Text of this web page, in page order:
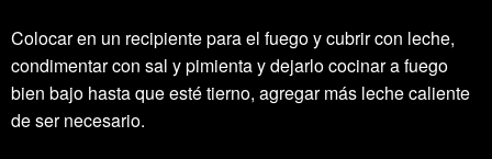
Colocar en un recipiente para el fuego y cubrir con leche,
condimentar con sal y pimienta y dejarlo cocinar a fuego
bien bajo hasta que esté tierno, agregar más leche caliente
de ser necesario.